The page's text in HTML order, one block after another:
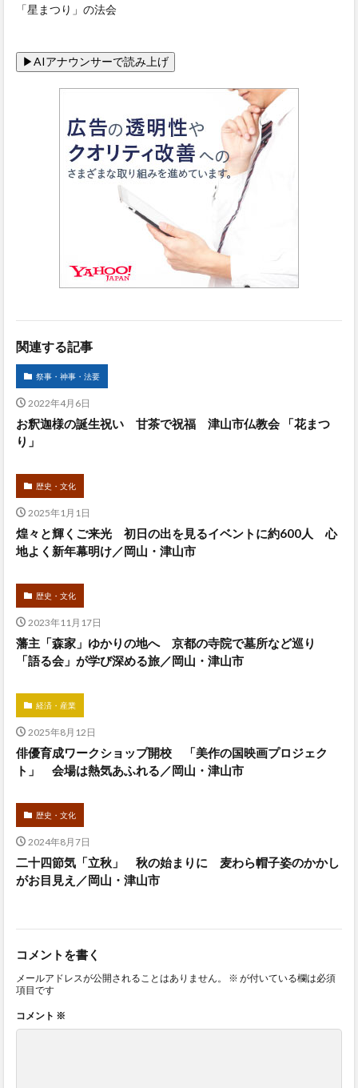
「星まつり」の法会
関連する記事
祭事・神事・法要
2022年4月6日
お釈迦様の誕生祝い 甘茶で祝福 津山市仏教会 「花まつ
り」
歴史・文化
2025年1月1日
煌々と輝くご来光 初日の出を見るイベントに約600人 心
地よく新年幕明け／岡山・津山市
歴史・文化
2023年11月17日
藩主「森家」ゆかりの地へ 京都の寺院で墓所など巡り
「語る会」が学び深める旅／岡山・津山市
経済・産業
2025年8月12日
俳優育成ワークショップ開校 「美作の国映画プロジェク
ト」 会場は熱気あふれる／岡山・津山市
歴史・文化
2024年8月7日
二十四節気「立秋」 秋の始まりに 麦わら帽子姿のかかし
がお目見え／岡山・津山市
コメントを書く
メールアドレスが公開されることはありません。 ※ が付いている欄は必須
項目です
コメント ※